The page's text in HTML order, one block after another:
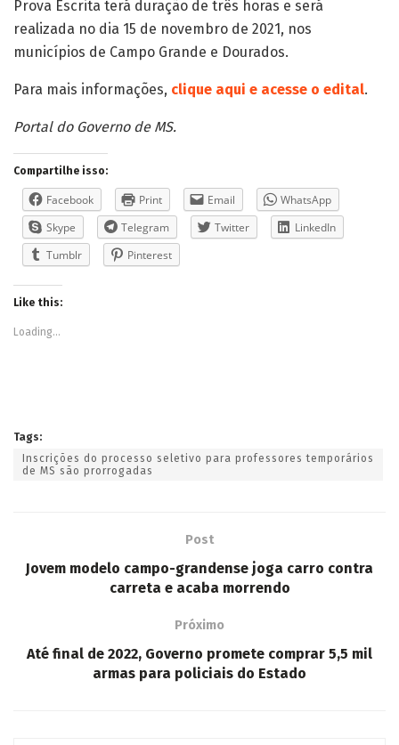
Prova Escrita terá duração de três horas e será
realizada no dia 15 de novembro de 2021, nos
municípios de Campo Grande e Dourados.
Para mais informações, clique aqui e acesse o edital.
Portal do Governo de MS.
Compartilhe isso:
Facebook Print Email
WhatsApp
Skype
Telegram Twitter
LinkedIn
Tumblr
Pinterest
Like this:
Loading...
Tags:
Inscrições do processo seletivo para professores temporários
de MS são prorrogadas
Post
Jovem modelo campo-grandense joga carro contra
carreta e acaba morrendo
Próximo
Até final de 2022, Governo promete comprar 5,5 mil
armas para policiais do Estado